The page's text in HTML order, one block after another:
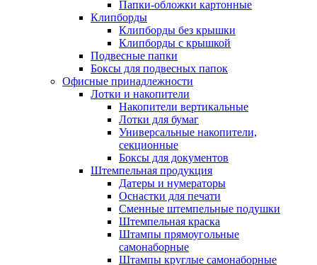
Папки-обложки картонные
Клипборды
Клипборды без крышки
Клипборды с крышкой
Подвесные папки
Боксы для подвесных папок
Офисные принадлежности
Лотки и накопители
Накопители вертикальные
Лотки для бумаг
Универсальные накопители,
секционные
Боксы для документов
Штемпельная продукция
Датеры и нумераторы
Оснастки для печати
Сменные штемпельные подушки
Штемпельная краска
Штампы прямоугольные
самонаборные
Штампы круглые самонаборные